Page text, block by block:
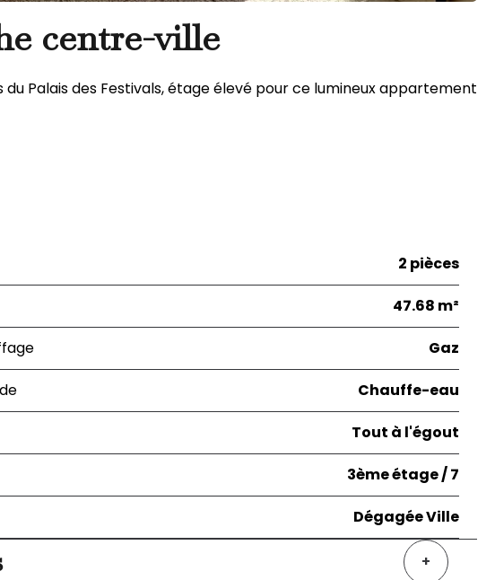
centre-ville
Palais des Festivals, étage élevé pour ce lumineux appartement
2 pièces
47.68 m²
Gaz
Chauffe-eau
Tout à l'égout
3ème étage / 7
Dégagée Ville
+